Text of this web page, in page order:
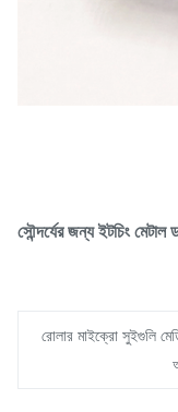
সৌন্দর্যের জন্য ইটচিং
রোলার মাইক্রো সুইগুলি